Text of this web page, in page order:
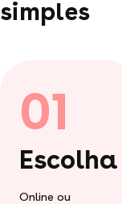
simples
01
Escolha
Online ou